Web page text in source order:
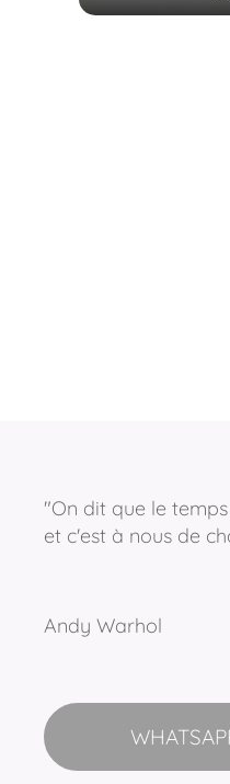
"On dit que le
et c'est à nous de
Andy Warhol